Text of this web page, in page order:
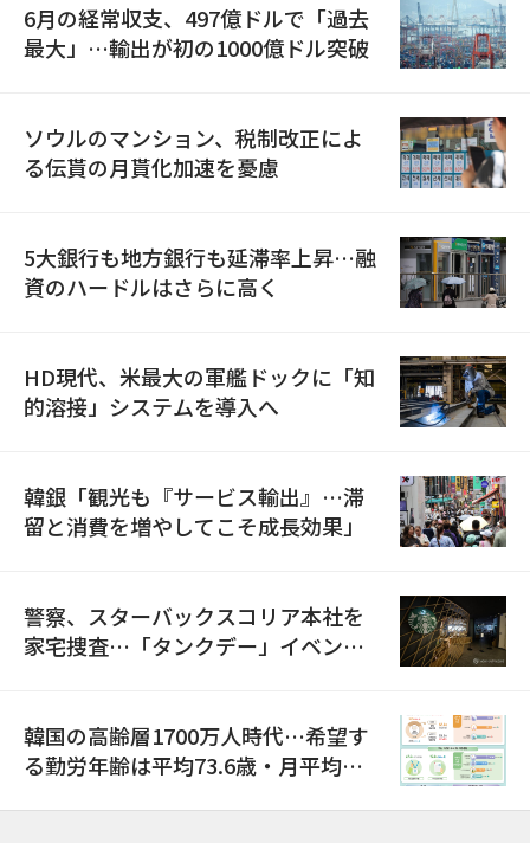
6月の経常収支、497億ドルで「過去
最大」…輸出が初の1000億ドル突破
ソウルのマンション、税制改正によ
る伝貰の月貰化加速を憂慮
5大銀行も地方銀行も延滞率上昇…融
資のハードルはさらに高く
HD現代、米最大の軍艦ドックに「知
的溶接」システムを導入へ
韓銀「観光も『サービス輸出』…滞
留と消費を増やしてこそ成長効果」
警察、スターバックスコリア本社を
家宅捜査…「タンクデー」イベント
韓国の高齢層1700万人時代…希望す
る勤労年齢は平均73.6歳・月平均賃